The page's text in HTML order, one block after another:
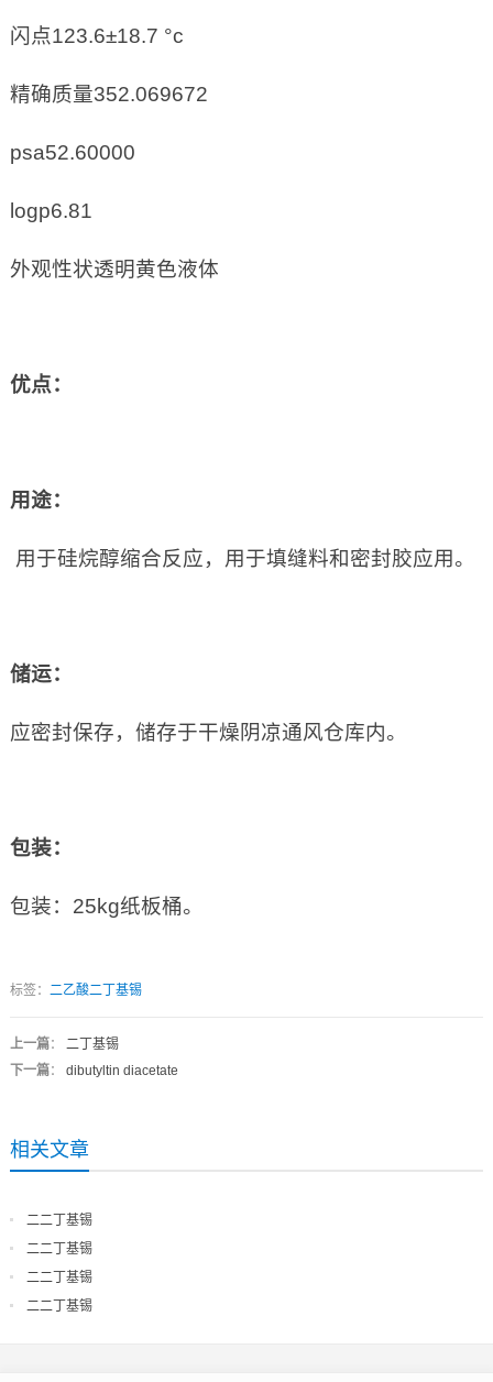
闪点123.6±18.7 °c
精确质量352.069672
psa52.60000
logp6.81
外观性状透明黄色液体
优点：
用途：
用于硅烷醇缩合反应，用于填缝料和密封胶应用。
储运：
应密封保存，储存于干燥阴凉通风仓库内。
包装：
包装：25kg纸板桶。
标签： 二乙酸二丁基锡
上一篇： 二丁基锡
下一篇： dibutyltin diacetate
相关文章
二二丁基锡
二二丁基锡
二二丁基锡
二二丁基锡